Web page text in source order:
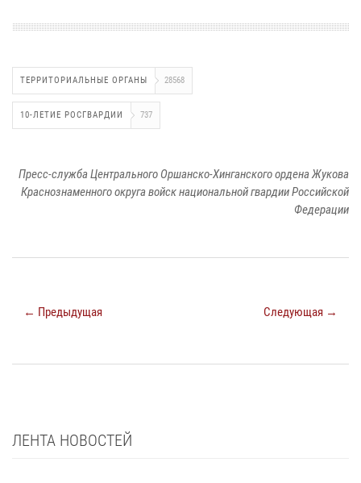
ТЕРРИТОРИАЛЬНЫЕ ОРГАНЫ 28568
10-ЛЕТИЕ РОСГВАРДИИ 737
Пресс-служба Центрального Оршанско-Хинганского ордена Жукова
Краснознаменного округа войск национальной гвардии Российской
Федерации
← Предыдущая Следующая →
ЛЕНТА НОВОСТЕЙ